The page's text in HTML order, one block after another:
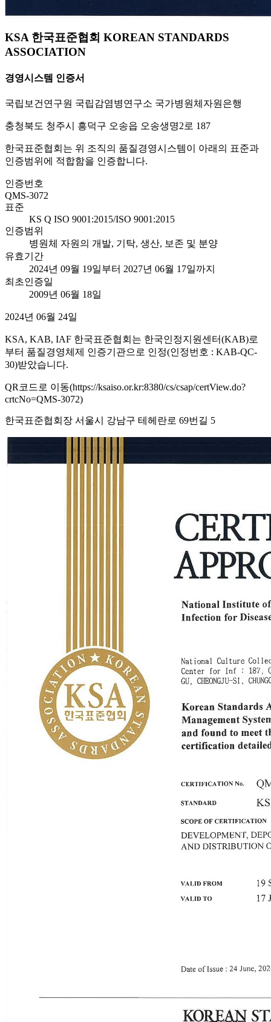
KSA 한국표준협회 KOREAN STANDARDS
ASSOCIATION
경영시스템 인증서
국립보건연구원 국립감염병연구소 국가병원체자원은행
충청북도 청주시 흥덕구 오송읍 오송생명2로 187
한국표준협회는 위 조직의 품질경영시스템이 아래의 표준과
인증범위에 적합함을 인증합니다.
인증번호
QMS-3072
표준
KS Q ISO 9001:2015/ISO 9001:2015
인증범위
병원체 자원의 개발, 기탁, 생산, 보존 및 분양
유효기간
2024년 09월 19일부터 2027년 06월 17일까지
최초인증일
2009년 06월 18일
2024년 06월 24일
KSA, KAB, IAF 한국표준협회는 한국인정지원센터(KAB)로
부터 품질경영체제 인증기관으로 인정(인정번호 : KAB-QC-
30)받았습니다.
QR코드로 이동(https://ksaiso.or.kr:8380/cs/csap/certView.do?
crtcNo=QMS-3072)
한국표준협회장 서울시 강남구 테헤란로 69번길 5